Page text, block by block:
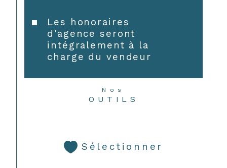
Les honoraires
d'agence seront
intégralement à la
charge du vendeur
Nos
OUTILS
Sélectionner